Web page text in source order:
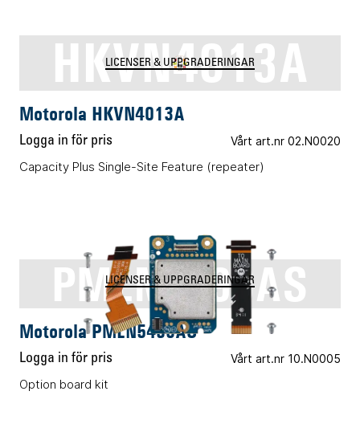
HKVN4013A
LICENSER & UPPGRADERINGAR
Motorola HKVN4013A
Logga in för pris Vårt art.nr 02.N0020
Capacity Plus Single-Site Feature (repeater)
PMLN5496AS
LICENSER & UPPGRADERINGAR
Motorola PMLN5496AS
Logga in för pris Vårt art.nr 10.N0005
Option board kit